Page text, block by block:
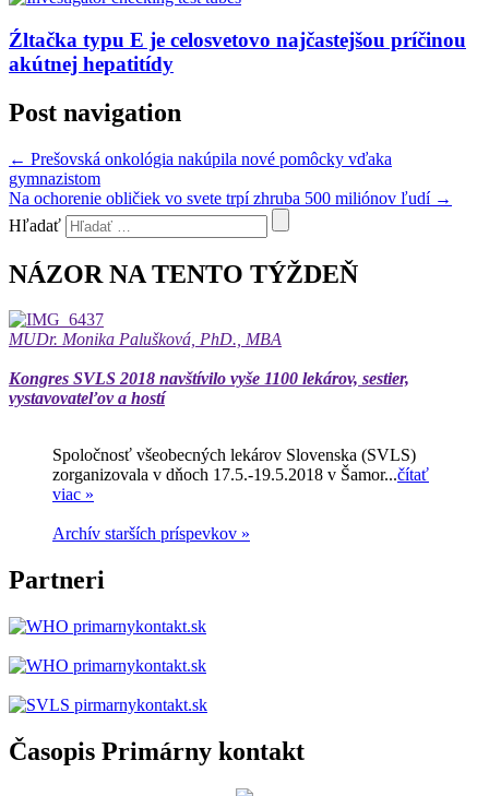
Źltačka typu E je celosvetovo najčastejšou príčinou
akútnej hepatitídy
Post navigation
← Prešovská onkológia nakúpila nové pomôcky vďaka
gymnazistom
Na ochorenie obličiek vo svete trpí zhruba 500 miliónov ľudí →
Hľadať
NÁZOR NA TENTO TÝŽDEŇ
MUDr. Monika Palušková, PhD., MBA
Kongres SVLS 2018 navštívilo vyše 1100 lekárov, sestier,
vystavovateľov a hostí
Spoločnosť všeobecných lekárov Slovenska (SVLS)
zorganizovala v dňoch 17.5.-19.5.2018 v Šamor...čítať
viac »
Archív starších príspevkov »
Partneri
Časopis Primárny kontakt